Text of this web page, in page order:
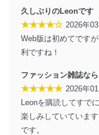
正に努めます。
アクセス制御
個人データ
アクセス者の
機器に標
ーザーアカ
ベース等を
久しぶりのLeonです
★★★★☆ 2026年
Web版は初めてです
利ですね！
ファッション雑誌な
★★★★★ 2026年
Leonを購読してすで
楽しみしていていま
です。